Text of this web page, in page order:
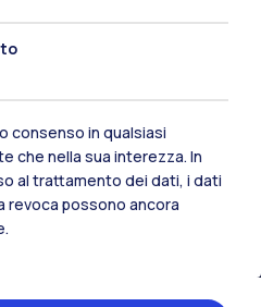
consenso in qualsiasi
che nella sua interezza. In
al trattamento dei dati, i dati
revoca possono ancora